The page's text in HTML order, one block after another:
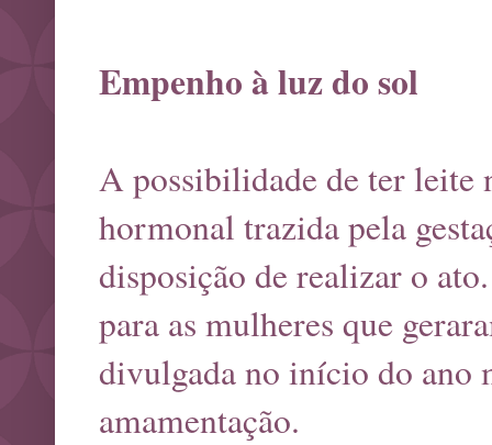
Empenho à luz do sol
A possibilidade de ter leite
hormonal trazida pela
disposição de realizar o
para as mulheres que
divulgada no início do ano
amamentação.